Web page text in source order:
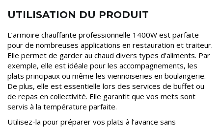
UTILISATION DU PRODUIT
L’armoire chauffante professionnelle 1400W est parfaite
pour de nombreuses applications en restauration et traiteur.
Elle permet de garder au chaud divers types d’aliments. Par
exemple, elle est idéale pour les accompagnements, les
plats principaux ou même les viennoiseries en boulangerie.
De plus, elle est essentielle lors des services de buffet ou
de repas en collectivité. Elle garantit que vos mets sont
servis à la température parfaite.
Utilisez-la pour préparer vos plats à l’avance sans